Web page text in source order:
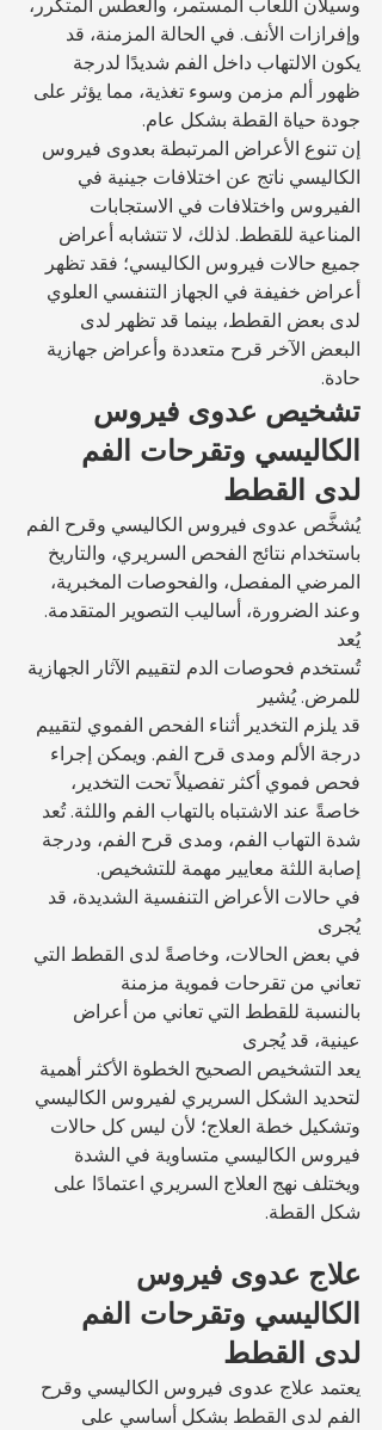
وإفرازات الأنف. في الحالة المزمنة، قد
يكون الالتهاب داخل الفم شديدًا لدرجة
ظهور ألم مزمن وسوء تغذية، مما يؤثر على
جودة حياة القطة بشكل عام.
إن تنوع الأعراض المرتبطة بعدوى فيروس
الكاليسي ناتج عن اختلافات جينية في
الفيروس واختلافات في الاستجابات
المناعية للقطط. لذلك، لا تتشابه أعراض
جميع حالات فيروس الكاليسي؛ فقد تظهر
أعراض خفيفة في الجهاز التنفسي العلوي
لدى بعض القطط، بينما قد تظهر لدى
البعض الآخر قرح متعددة وأعراض جهازية
حادة.
تشخيص عدوى فيروس
الكاليسي وتقرحات الفم
لدى القطط
يُشخَّص عدوى فيروس الكاليسي وقرح الفم
باستخدام نتائج الفحص السريري، والتاريخ
المرضي المفصل، والفحوصات المخبرية،
وعند الضرورة، أساليب التصوير المتقدمة.
يُعد
تُستخدم فحوصات الدم لتقييم الآثار الجهازية
للمرض. يُشير
قد يلزم التخدير أثناء الفحص الفموي لتقييم
درجة الألم ومدى قرح الفم. ويمكن إجراء
فحص فموي أكثر تفصيلاً تحت التخدير،
خاصةً عند الاشتباه بالتهاب الفم واللثة. تُعد
شدة التهاب الفم، ومدى قرح الفم، ودرجة
إصابة اللثة معايير مهمة للتشخيص.
في حالات الأعراض التنفسية الشديدة، قد
يُجرى
في بعض الحالات، وخاصةً لدى القطط التي
تعاني من تقرحات فموية مزمنة
بالنسبة للقطط التي تعاني من أعراض
عينية، قد يُجرى
يعد التشخيص الصحيح الخطوة الأكثر أهمية
لتحديد الشكل السريري لفيروس الكاليسي
وتشكيل خطة العلاج؛ لأن ليس كل حالات
فيروس الكاليسي متساوية في الشدة
ويختلف نهج العلاج السريري اعتمادًا على
شكل القطة.
علاج عدوى فيروس
الكاليسي وتقرحات الفم
لدى القطط
يعتمد علاج عدوى فيروس الكاليسي وقرح
الفم لدى القطط بشكل أساسي على